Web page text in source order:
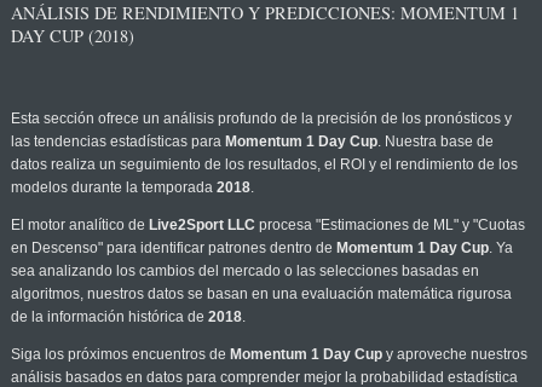
ANÁLISIS DE RENDIMIENTO Y PREDICCIONES: MOMENTUM 1
DAY CUP (2018)
Esta sección ofrece un análisis profundo de la precisión de los pronósticos y
las tendencias estadísticas para Momentum 1 Day Cup. Nuestra base de
datos realiza un seguimiento de los resultados, el ROI y el rendimiento de los
modelos durante la temporada 2018.
El motor analítico de Live2Sport LLC procesa "Estimaciones de ML" y "Cuotas
en Descenso" para identificar patrones dentro de Momentum 1 Day Cup. Ya
sea analizando los cambios del mercado o las selecciones basadas en
algoritmos, nuestros datos se basan en una evaluación matemática rigurosa
de la información histórica de 2018.
Siga los próximos encuentros de Momentum 1 Day Cupy aproveche nuestros
análisis basados en datos para comprender mejor la probabilidad estadística